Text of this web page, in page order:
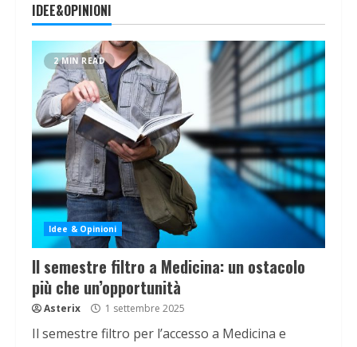
IDEE&OPINIONI
2 MIN READ
Idee & Opinioni
Il semestre filtro a Medicina: un ostacolo
più che un’opportunità
Asterix 1 settembre 2025
Il semestre filtro per l’accesso a Medicina e